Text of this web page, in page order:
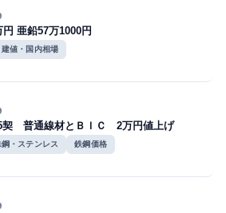
亜鉛57万1000円
建値・国内相場
普通線材とＢＩＣ 2万円値上げ
・ステンレス 鉄鋼価格